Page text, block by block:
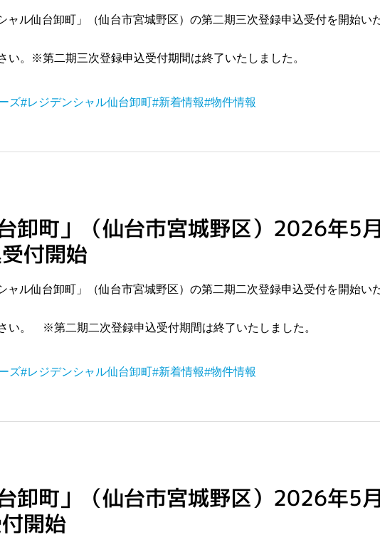
ル仙台卸町」（仙台市宮城野区）の第二期三次登録申込受付を開始い
い。※第二期三次登録申込受付期間は終了いたしました。
ズ レジデンシャル仙台卸町 新着情報 物件情報
卸町」（仙台市宮城野区）2026年5
付開始
ル仙台卸町」（仙台市宮城野区）の第二期二次登録申込受付を開始い
い。 ※第二期二次登録申込受付期間は終了いたしました。
ズ レジデンシャル仙台卸町 新着情報 物件情報
卸町」（仙台市宮城野区）2026年5
開始